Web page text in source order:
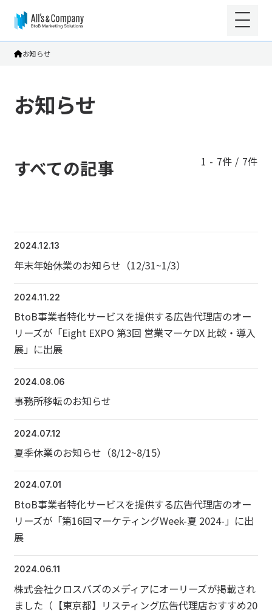
お知らせ
お知らせ
すべての記事 1 - 7件 / 7件
2024.12.13
年末年始休業のお知らせ（12/31~1/3）
2024.11.22
BtoB事業者特化サービスを提供する広告代理店のオー
リーズが「Eight EXPO 第3回 営業マーケDX 比較・導入
展」に出展
2024.08.06
事務所移転のお知らせ
2024.07.12
夏季休業のお知らせ（8/12~8/15）
2024.07.01
BtoB事業者特化サービスを提供する広告代理店のオー
リーズが「第16回マーケティングWeek-夏 2024-」に出
展
2024.06.11
株式会社クロスバズのメディアにオーリーズが掲載され
ました（【東京都】リスティング広告代理店おすすめ20